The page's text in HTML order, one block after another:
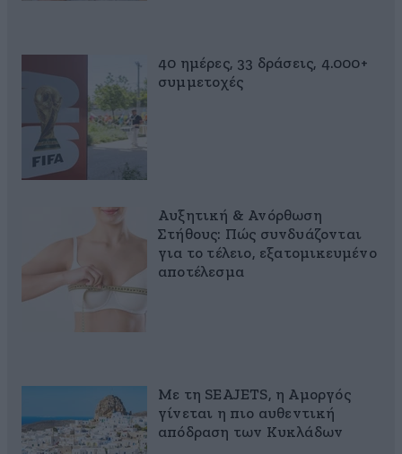
40 ημέρες, 33 δράσεις, 4.000+
συμμετοχές
Αυξητική & Ανόρθωση
Στήθους: Πώς συνδυάζονται
για το τέλειο, εξατομικευμένο
αποτέλεσμα
Με τη SEAJETS, η Αμοργός
γίνεται η πιο αυθεντική
απόδραση των Κυκλάδων